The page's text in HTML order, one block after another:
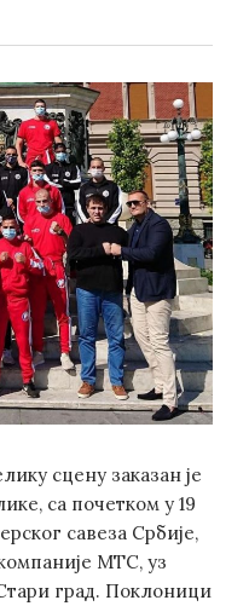
сцену заказан је
са почетком у 19
савеза Србије,
МТС, уз
град. Поклоници